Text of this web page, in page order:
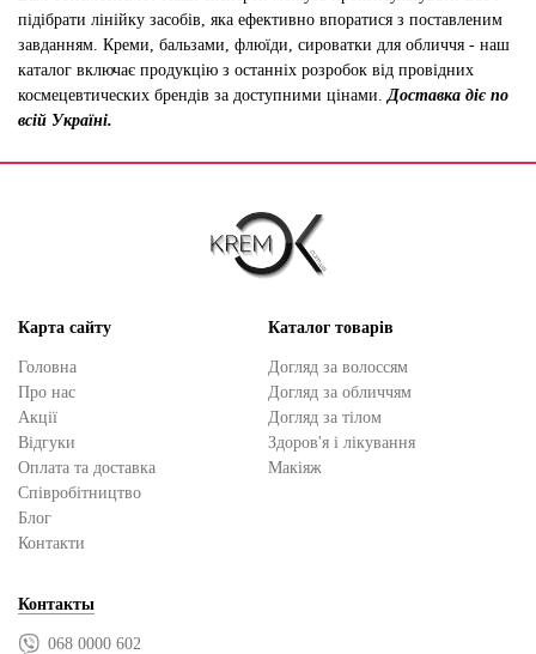
підібрати лінійку засобів, яка ефективно впоратися з поставленим
завданням. Креми, бальзами, флюїди, сироватки для обличчя - наш
каталог включає продукцію з останніх розробок від провідних
космецевтических брендів за доступними цінами.
Доставка діє по
всій Україні.
Карта сайту
Головна
Про нас
Акції
Відгуки
Оплата та доставка
Cпівробітництво
Блог
Контакти
Каталог товарів
Догляд за волоссям
Догляд за обличчям
Догляд за тілом
Здоров'я і лікування
Макіяж
Контакты
068 0000 602